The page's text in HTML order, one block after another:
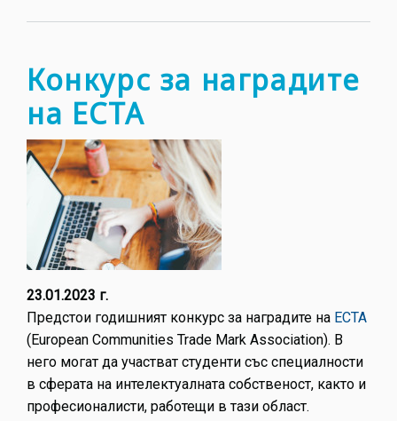
на
Конкурс за наградите
на ECTA
23.01.2023 г.
Предстои годишният конкурс за наградите на ECTA
(European Communities Trade Mark Association). В
него могат да участват студенти със специалности
в сферата на интелектуалната собственост, както и
професионалисти, работещи в тази област.